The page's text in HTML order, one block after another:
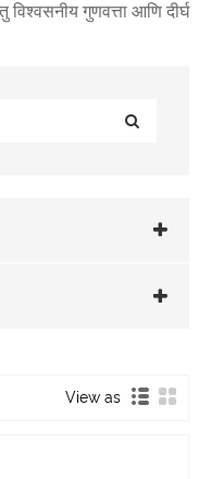
गुणवत्ता आणि दीर्घ
View as